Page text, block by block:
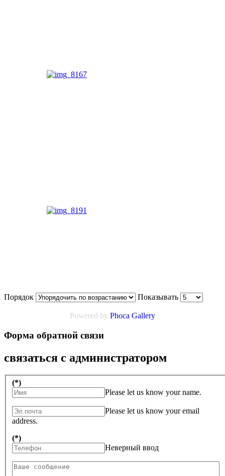
Порядок Показывать
Powered by Phoca Gallery
Форма обратной связи
связаться с администратором
(*)
Please let us know your name.
Please let us know your email
address.
(*)
Неверный ввод